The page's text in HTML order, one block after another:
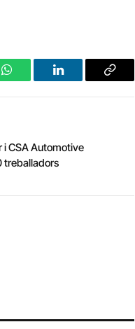
WhatsAppLinkedIn Copy
i CSA Automotive
treballadors